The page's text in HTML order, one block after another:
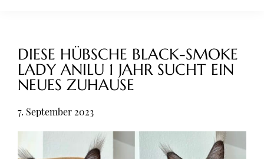
Bayern
DIESE HÜBSCHE BLACK-SMOKE
LADY ANILU 1 JAHR SUCHT EIN
NEUES ZUHAUSE
7. September 2023